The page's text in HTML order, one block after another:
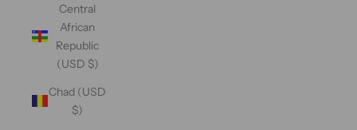
Central
African
Republic
(USD $)
Chad (USD
$)